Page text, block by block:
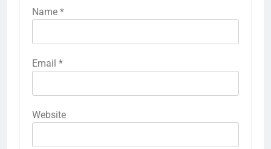
Name *
Email *
Website